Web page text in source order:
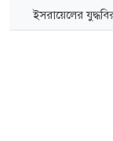
ইসরায়েলের